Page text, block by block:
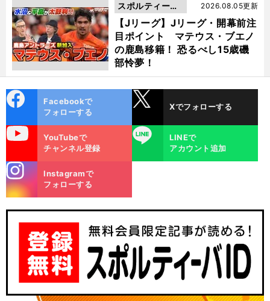
【Jリーグ】Jリーグ・開幕前注
目ポイント マテウス・ブエノ
の鹿島移籍！ 恐るべし15歳磯
部怜夢！
2026.08.05更新
スポルティーバ
動画
ok
Facebookで
フォローする
Xでフォローする
YouTubeで
チャンネル登録
LINE
LINEで
アカウント追加
m
Instagramで
フォローする